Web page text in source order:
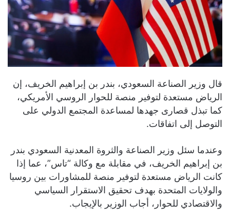
قال وزير الصناعة السعودي، بندر بن إبراهيم الخريف، إن
الرياض مستعدة لتوفير منصة للحوار الروسي الأمريكي،
كما تبذل قصارى جهدها لمساعدة المجتمع الدولي على
التوصل إلى اتفاقات.
وعندما سئل وزير الصناعة والثروة المعدنية السعودي بندر
بن إبراهيم الخريف، في مقابلة مع وكالة “تاس”، عما إذا
كانت الرياض مستعدة لتوفير منصة للمشاورات بين روسيا
والولايات المتحدة بهدف تحقيق الاستقرار السياسي
والاقتصادي للحوار، أجاب الوزير بالإيجاب.